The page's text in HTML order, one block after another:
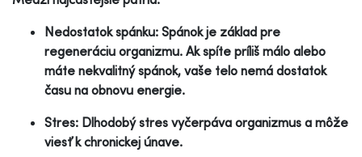
Nedostatok spánku: Spánok je základ pre
regeneráciu organizmu. Ak spíte príliš málo alebo
máte nekvalitný spánok, vaše telo nemá dostatok
času na obnovu energie.
Stres: Dlhodobý stres vyčerpáva organizmus a môže
viesť k chronickej únave.